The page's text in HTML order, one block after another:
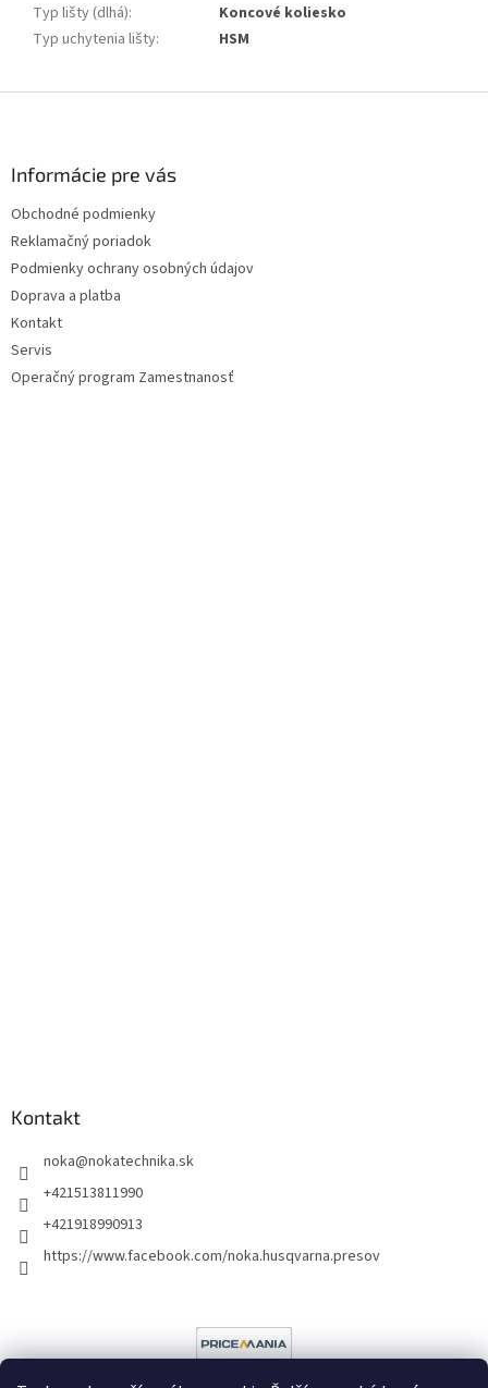
Typ lišty (dlhá):
Koncové koliesko
Typ uchytenia lišty: HSM
Informácie pre vás
Obchodné podmienky
Reklamačný poriadok
Podmienky ochrany osobných údajov
Doprava a platba
Kontakt
Servis
Operačný program Zamestnanosť
Kontakt
noka@nokatechnika.sk
+421513811990
+421918990913
https://www.facebook.com/noka.husqvarna.presov